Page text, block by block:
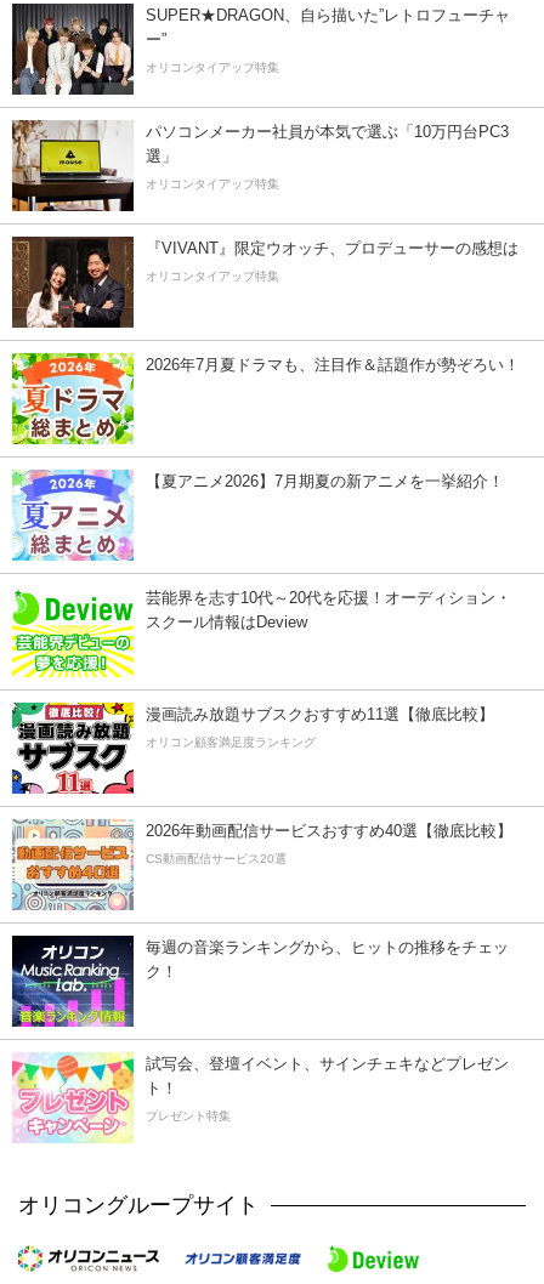
SUPER★DRAGON、自ら描いた”レトロフューチャ
ー”
オリコンタイアップ特集
パソコンメーカー社員が本気で選ぶ「10万円台PC3
選」
オリコンタイアップ特集
『VIVANT』限定ウオッチ、プロデューサーの感想は
オリコンタイアップ特集
2026年7月夏ドラマも、注目作＆話題作が勢ぞろい！
【夏アニメ2026】7月期夏の新アニメを一挙紹介！
芸能界を志す10代～20代を応援！オーディション・
スクール情報はDeview
漫画読み放題サブスクおすすめ11選【徹底比較】
オリコン顧客満足度ランキング
2026年動画配信サービスおすすめ40選【徹底比較】
CS動画配信サービス20選
毎週の音楽ランキングから、ヒットの推移をチェッ
ク！
試写会、登壇イベント、サインチェキなどプレゼン
ト！
プレゼント特集
オリコングループサイト